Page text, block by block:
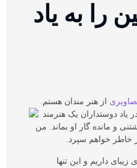
را به یاد
از هنر مندان هستم.
دوستداران یک هنرمند
و مانده گار او بماند. من
خاطر خواهم سپرد.
داریم و این تنها